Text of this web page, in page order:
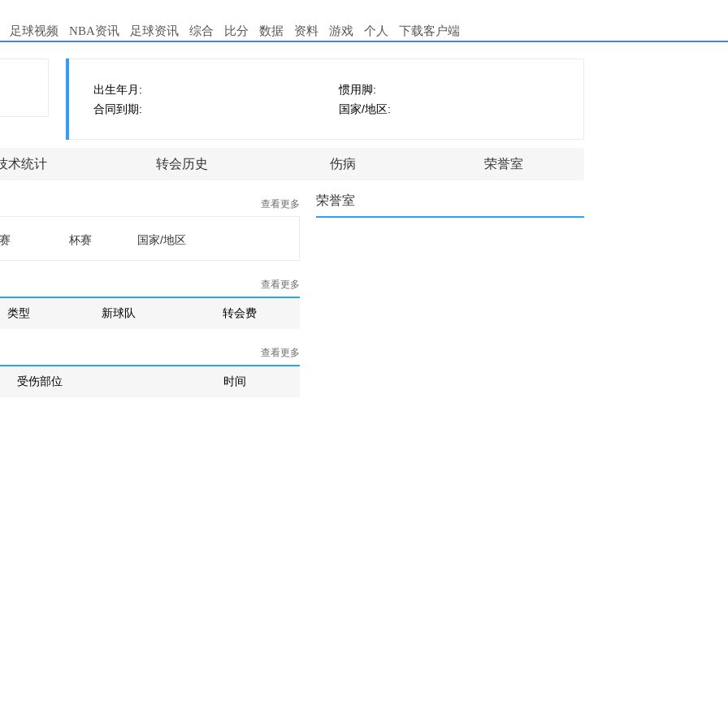
足球视频 NBA资讯 足球资讯 综合 比分 数据 资料 游戏 个人 下载客户端
出生年月:
合同到期:
惯用脚:
国家/地区:
术统计 转会历史 伤病 荣誉室
查看更多
杯赛 国家/地区
查看更多
类型 新球队 转会费
查看更多
受伤部位 时间
荣誉室